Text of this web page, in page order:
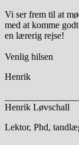
Vi ser frem til at
med at komme
en lærerig rejse!
Venlig hilsen
Henrik
Henrik Løvschall
Lektor, Phd,